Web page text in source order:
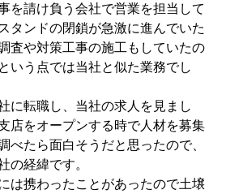
を請け負う会社で営業を担当して
タンドの閉鎖が急激に進んでいた
査や対策工事の施工もしていたの
いう点では当社と似た業務でし
に転職し、当社の求人を見まし
店をオープンする時で人材を募集
べたら面白そうだと思ったので、
の経緯です。
は携わったことがあったので土壌